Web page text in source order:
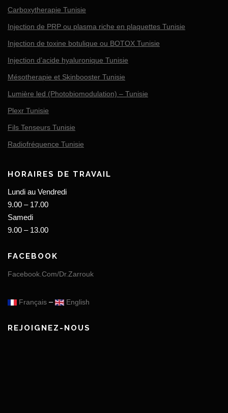
Carboxytherapie Tunisie
Injection de PRP ou plasma riche en plaquettes Tunisie
Injection de toxine botulique ou BOTOX Tunisie
Injection d’acide hyaluronique Tunisie
Mésotherapie et Skinbooster Tunisie
Lumière led (Photobiomodulation) – Tunisie
Plexr Tunisie
Fils Tenseurs Tunisie
Radiofréquence Tunisie
HORAIRES DE TRAVAIL
Lundi au Vendredi
9.00 – 17.00
Samedi
9.00 – 13.00
FACEBOOK
Facebook.Com/Dr.Zarrouk
Français – English
REJOIGNEZ-NOUS